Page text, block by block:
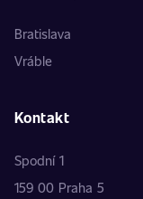
Bratislava
Vráble
Kontakt
Spodní 1
159 00 Praha 5